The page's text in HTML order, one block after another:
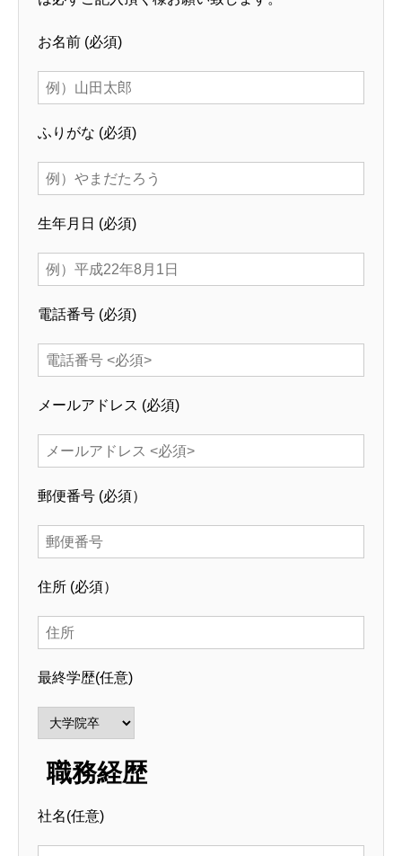
お名前 (必須)
ふりがな (必須)
生年月日 (必須)
電話番号 (必須)
メールアドレス (必須)
郵便番号 (必須）
住所 (必須）
最終学歴(任意)
職務経歴
社名(任意)